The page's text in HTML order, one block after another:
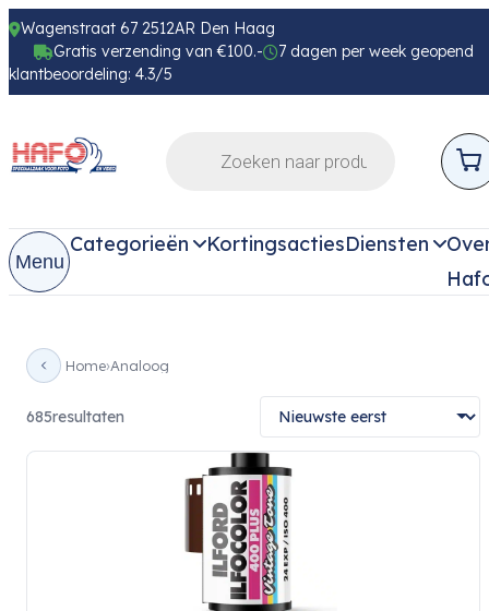
Wagenstraat 67 2512AR Den Haag
Gratis verzending van €100.-
7 dagen per week geopend
klantbeoordeling: 4.3/5
Menu
Categorieën KortingsactiesDiensten
Home Analoog
685resultaten